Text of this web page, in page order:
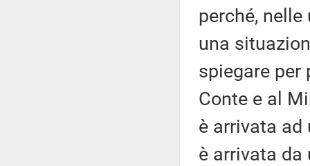
perché,
una
spiegare per
Conte e al
è arrivata
è arrivata da